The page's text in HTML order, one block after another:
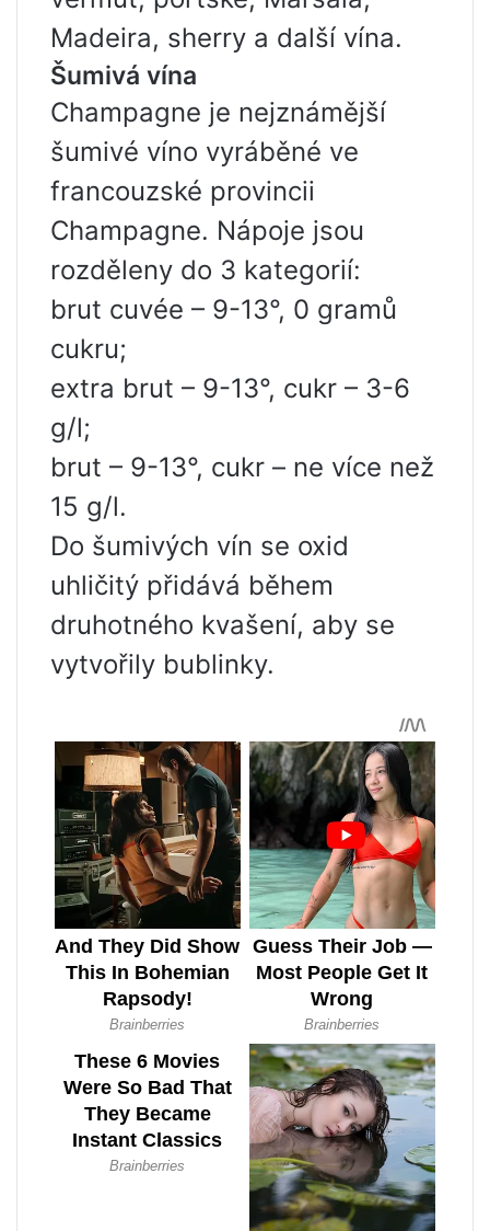
Madeira, sherry a další vína.
Šumivá vína
Champagne je nejznámější
šumivé víno vyráběné ve
francouzské provincii
Champagne. Nápoje jsou
rozděleny do 3 kategorií:
brut cuvée – 9-13°, 0 gramů
cukru;
extra brut – 9-13°, cukr – 3-6
g/l;
brut – 9-13°, cukr – ne více než
15 g/l.
Do šumivých vín se oxid
uhličitý přidává během
druhotného kvašení, aby se
vytvořily bublinky.